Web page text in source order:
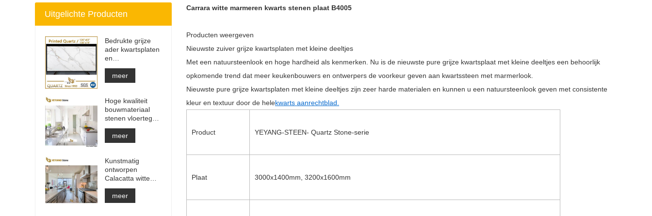
Carrara witte marmeren kwarts stenen plaat B4005
Producten weergeven
Nieuwste zuiver grijze kwartsplaten met kleine deeltjes
Met een natuursteenlook en hoge hardheid als kenmerken. Nu is de nieuwste pure grijze kwartsplaat met kleine deeltjes een behoorlijk
opkomende trend dat meer keukenbouwers en ontwerpers de voorkeur geven aan kwartssteen met marmerlook.
Nieuwste pure grijze kwartsplaten met kleine deeltjes zijn zeer harde materialen en kunnen u een natuursteenlook geven met consistente
kleur en textuur door de helekwarts aanrechtblad.
Product YEYANG-STEEN- Quartz Stone-serie
Plaat 3000x1400mm, 3200x1600mm
Uitgelichte Producten
Bedrukte grijze
ader kwartsplaten
en
aanrechtbladen |
Volledig bedrukt
kwarts PQ005
meer
Hoge kwaliteit
bouwmateriaal
stenen vloertegel
lichtgrijze
projecten
meer
Kunstmatig
ontworpen
Calacatta witte
kwartsstenen
aanrecht en
ijdelheidsblad en
meer